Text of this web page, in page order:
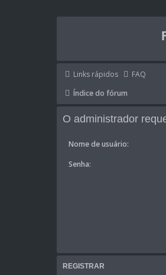
Links rápidos FAQ
Índice do fórum
O administrador
Nome de usuário:
Senha:
REGISTRAR